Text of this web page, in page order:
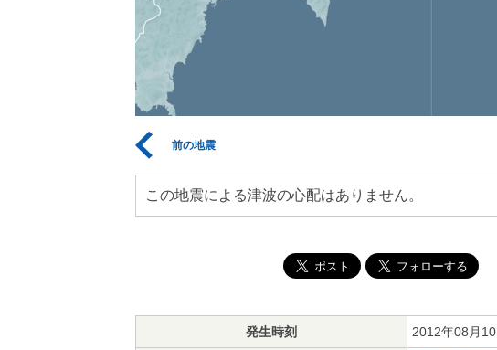
前の地震
この地震による津波の心配はありません。
発生時刻 2012年08月